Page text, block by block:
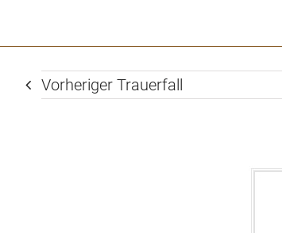
Vorheriger Trauerfall